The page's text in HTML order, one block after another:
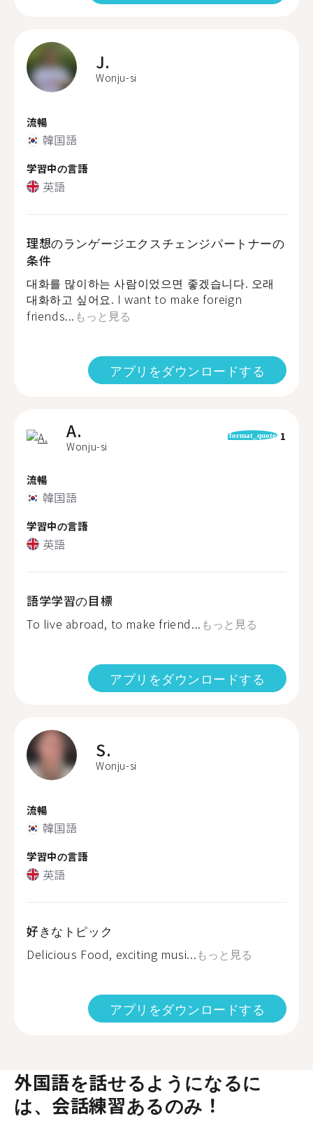
J.
Wonju-si
流暢
韓国語
学習中の言語
英語
理想のランゲージエクスチェンジパートナーの
条件
대화를 많이하는 사람이었으면 좋겠습니다. 오래
대화하고 싶어요. I want to make foreign
friends... もっと見る
アプリをダウンロードする
A.
Wonju-si
format_quote 1
流暢
韓国語
学習中の言語
英語
語学学習の目標
To live abroad, to make friend... もっと見る
アプリをダウンロードする
S.
Wonju-si
流暢
韓国語
学習中の言語
英語
好きなトピック
Delicious Food, exciting musi...もっと見る
アプリをダウンロードする
外国語を話せるようになるに
は、会話練習あるのみ！